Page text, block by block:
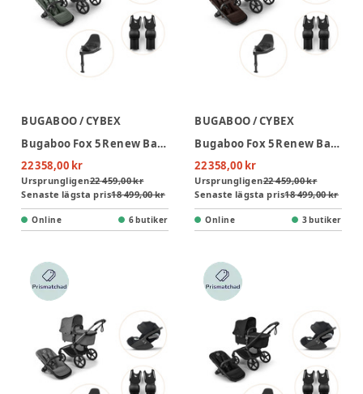
BUGABOO / CYBEX
Bugaboo Fox 5 Renew Barnvagn Inkl. Cloud T Plus Babyskydd, Bas Och Adapter - Forest Green/Black
22 358,00 kr
Ursprungligen22 459,00 kr
Senaste lägsta pris18 499,00 kr
Online 6 butiker
BUGABOO / CYBEX
Bugaboo Fox 5 Renew Barnvagn Inkl. Cloud T Plus Babyskydd, Bas Och Adapter - Cocoa Brown/Black
22 358,00 kr
Ursprungligen22 459,00 kr
Senaste lägsta pris18 499,00 kr
Online 3 butiker